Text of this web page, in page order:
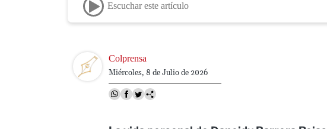
Escuchar este artículo
Image Colprensa
Miércoles, 8 de Julio de 2026